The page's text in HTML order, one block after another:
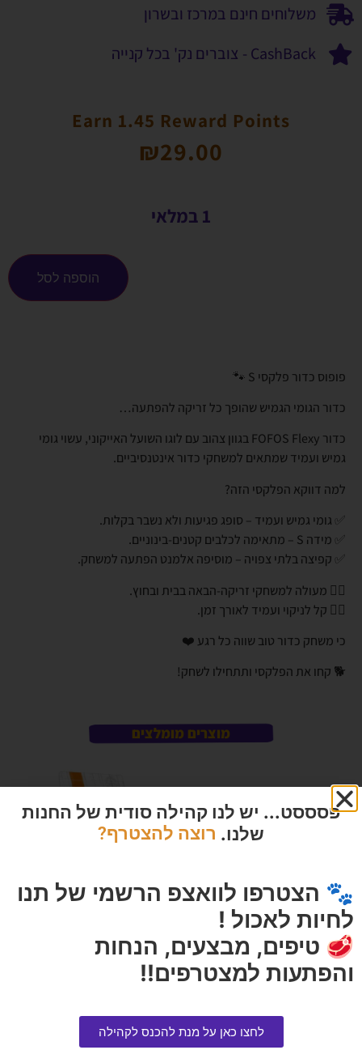
משלוחים חינם במרכז ובשרון
CashBack - צוברים נק' בכל קנייה
Earn 1.45 Reward Points
₪29.00
1 במלאי
הוספה לסל
פופוס כדור פלקסי S 🐾
כדור הגומי הגמיש שהופך כל זריקה להפתעה…
כדור FOFOS Flexy בגוון צהוב עם לוגו השועל האייקוני, עשוי גומי
גמיש ועמיד שמתאים למשחקי כדור אינטנסיביים.
למה דווקא הפלקסי הזה?
✅ גומי גמיש ועמיד – סופג פגיעות ולא נשבר בקלות.
✅ מידה S – מתאימה לכלבים קטנים-בינוניים.
✅ קפיצה בלתי צפויה – מוסיפה אלמנט הפתעה למשחק.
👈🏼 מעולה למשחקי זריקה-הבאה בבית ובחוץ.
👈🏼 קל לניקוי ועמיד לאורך זמן.
כי משחק כדור טוב שווה כל רגע ❤️
🐕 קחו את הפלקסי ותתחילו לשחק!
מוצרים מומלצים
כבל עבה 4.5 מ' 1 יחידה
הרוויחו 4.00 נקודות ⭐
ויורה | מזון לכלב סלמון גזע גדול
289.00
פסססט... יש לנו קהילה סודית של החנות
שלנו. רוצה להצטרף?
🐾 הצטרפו לוואצפ הרשמי של תנו
לחיות לאכול !
🥩 טיפים, מבצעים, הנחות
והפתעות למצטרפים!!
לחצו כאן על מנת להכנס לקהילה